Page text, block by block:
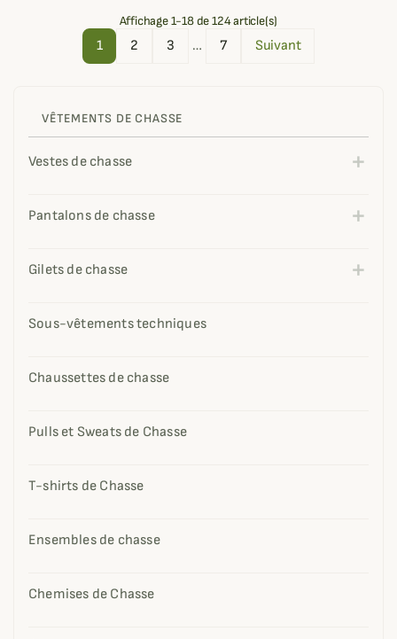
VÊTEMENTS DE CHASSE
Vestes de chasse
Pantalons de chasse
Gilets de chasse
Sous-vêtements techniques
Chaussettes de chasse
Pulls et Sweats de Chasse
T-shirts de Chasse
Ensembles de chasse
Chemises de Chasse
Affichage 1-18 de 124 article(s)
1 2 3 … 7 Suivant